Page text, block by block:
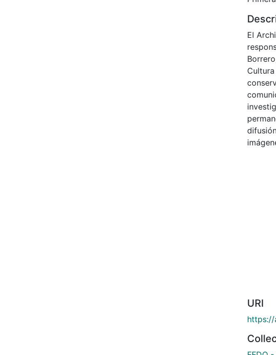
El
URI
https://